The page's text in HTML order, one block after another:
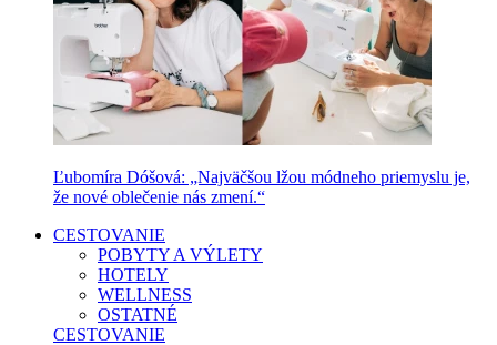
Ľubomíra Dóšová: „Najväčšou lžou módneho priemyslu je,
že nové oblečenie nás zmení.“
CESTOVANIE
POBYTY A VÝLETY
HOTELY
WELLNESS
OSTATNÉ
CESTOVANIE